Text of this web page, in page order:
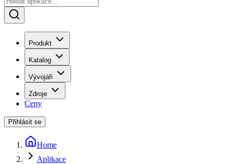
Produkt
Katalog
Vývojáři
Zdroje
Ceny
Přihlásit se
Home
Aplikace